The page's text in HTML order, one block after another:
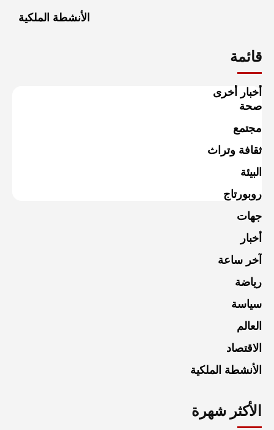
الأنشطة الملكية
قائمة
أخبار أخرى
صحة
مجتمع
ثقافة وتراث
البيئة
روبورتاج
جهات
أخبار
آخر ساعة
رياضة
سياسة
العالم
الاقتصاد
الأنشطة الملكية
الأكثر شهرة